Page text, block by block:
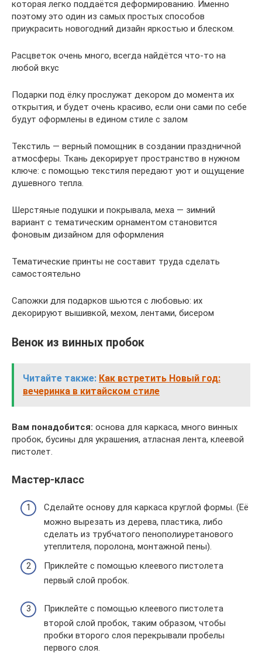
которая легко поддаётся деформированию. Именно
поэтому это один из самых простых способов
приукрасить новогодний дизайн яркостью и блеском.
Расцветок очень много, всегда найдётся что-то на
любой вкус
Подарки под ёлку прослужат декором до момента их
открытия, и будет очень красиво, если они сами по себе
будут оформлены в едином стиле с залом
Текстиль — верный помощник в создании праздничной
атмосферы. Ткань декорирует пространство в нужном
ключе: с помощью текстиля передают уют и ощущение
душевного тепла.
Шерстяные подушки и покрывала, меха — зимний
вариант с тематическим орнаментом становится
фоновым дизайном для оформления
Тематические принты не составит труда сделать
самостоятельно
Сапожки для подарков шьются с любовью: их
декорируют вышивкой, мехом, лентами, бисером
Венок из винных пробок
Читайте также: Как встретить Новый год:
вечеринка в китайском стиле
Вам понадобится: основа для каркаса, много винных
пробок, бусины для украшения, атласная лента, клеевой
пистолет.
Мастер-класс
Сделайте основу для каркаса круглой формы. (Её
можно вырезать из дерева, пластика, либо
сделать из трубчатого пенополиуретанового
утеплителя, поролона, монтажной пены).
Приклейте с помощью клеевого пистолета
первый слой пробок.
Приклейте с помощью клеевого пистолета
второй слой пробок, таким образом, чтобы
пробки второго слоя перекрывали пробелы
первого слоя.